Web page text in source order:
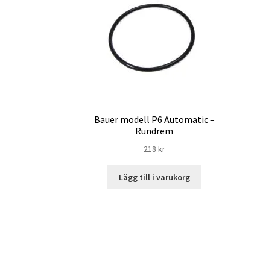
Bauer modell P6 Automatic –
Rundrem
218 kr
Lägg till i varukorg